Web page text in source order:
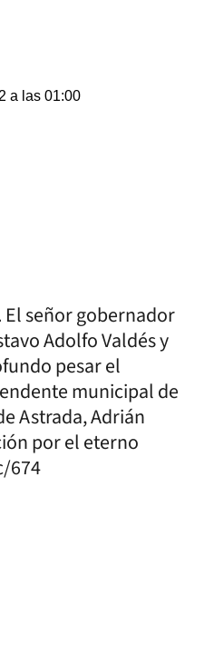
a las 01:00
señor gobernador
Adolfo Valdés y
pesar el
municipal de
Astrada, Adrián
por el eterno
674